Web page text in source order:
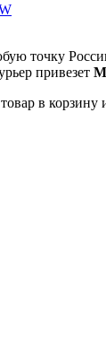
точку
привезет
товар в